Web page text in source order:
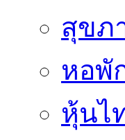
สุขภ
หอพั
หุ้นไ